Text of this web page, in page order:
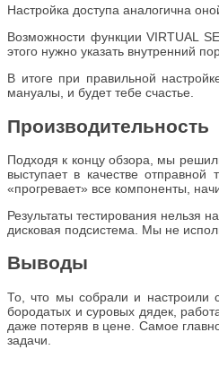
Настройка доступа аналогична
Возможности функции VIRTUAL
этого нужно указать внутренний
В итоге при правильной
мануалы, и будет тебе счастье.
Производительность
Подходя к концу обзора, мы
выступает в качестве
«прогревает» все компоненты,
Результаты тестирования нельзя
дисковая подсистема. Мы не
Выводы
То, что мы собрали и настроили
бородатых и суровых дядек,
даже потеряв в цене. Самое
задачи.